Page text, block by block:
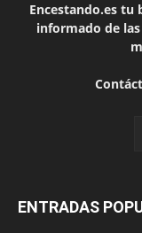
Encestando.es tu
informado de
ENTRADAS